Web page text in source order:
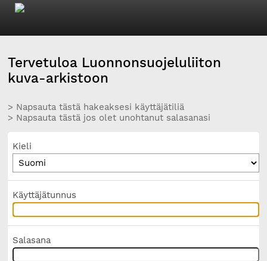
Tervetuloa Luonnonsuojeluliiton
kuva-arkistoon
> Napsauta tästä hakeaksesi käyttäjätiliä
> Napsauta tästä jos olet unohtanut salasanasi
Kieli
Käyttäjätunnus
Salasana